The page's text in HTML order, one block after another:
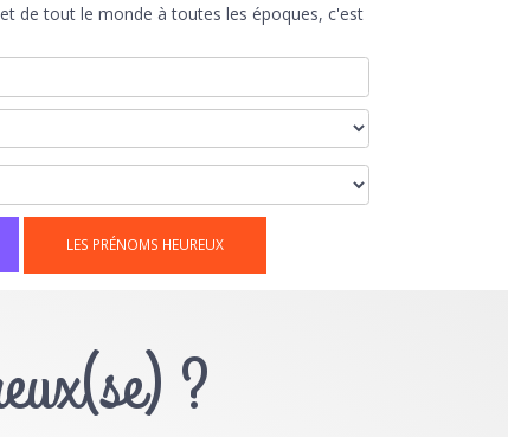
de tout le monde à toutes les époques, c'est
LES PRÉNOMS HEUREUX
?